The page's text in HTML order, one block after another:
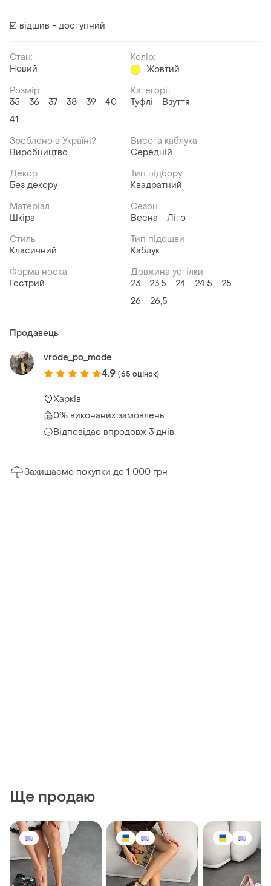
☑️ відшив - доступний
Стан:
Новий
Колір:
Жовтий
Розмір:
35
36 37 38 39
40
41
Категорії:
Туфлі
Взуття
Зроблено в Україні?
Виробництво
Висота каблука
Середній
Декор
Без декору
Тип підбору
Квадратний
Матеріал
Шкіра
Сезон
Весна
Літо
Стиль
Класичний
Тип підошви
Каблук
Форма носка
Гострий
Довжина устілки
23
23,5 24 24,5
25
26
26,5
Продавець
vrode_po_mode
4.9 (65 оцінок)
Харків
0% виконаних замовлень
Відповідає впродовж 3 днів
Захищаємо покупки до 1 000 грн
Ще продаю